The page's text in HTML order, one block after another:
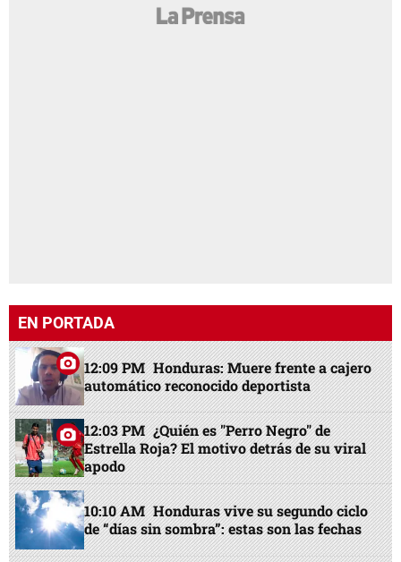
EN PORTADA
12:09 PM Honduras: Muere frente a cajero
automático reconocido deportista
12:03 PM ¿Quién es "Perro Negro" de
Estrella Roja? El motivo detrás de su viral
apodo
10:10 AM Honduras vive su segundo ciclo
de “días sin sombra”: estas son las fechas